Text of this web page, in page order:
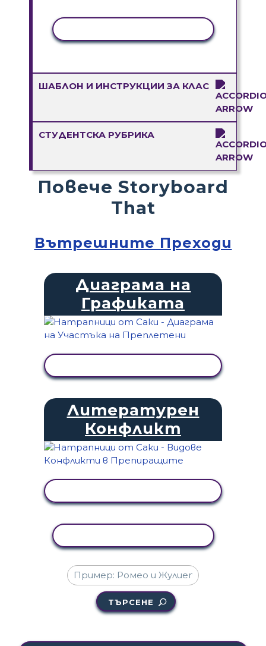
ШАБЛОН И ИНСТРУКЦИИ ЗА КЛАС
СТУДЕНТСКА РУБРИКА
Повече Storyboard
That
Вътрешните Преходи
Диаграма на
Графиката
Литературен
Конфликт
ТЪРСЕНЕ